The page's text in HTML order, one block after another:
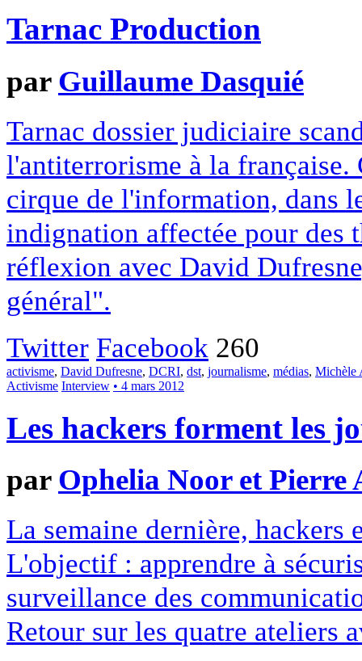
Tarnac Production
par Guillaume Dasquié
Tarnac dossier judiciaire
l'antiterrorisme à la française.
cirque de l'information, dans
indignation affectée pour des
réflexion avec David
général".
Twitter Facebook 260
activisme, David Dufresne, DCRI, dst, journalisme, médias, Michèle
Activisme Interview • 4 mars 2012
Les hackers forment les
par Ophelia Noor et Pierre
La semaine dernière,
L'objectif : apprendre à
surveillance des
Retour sur les quatre ateliers